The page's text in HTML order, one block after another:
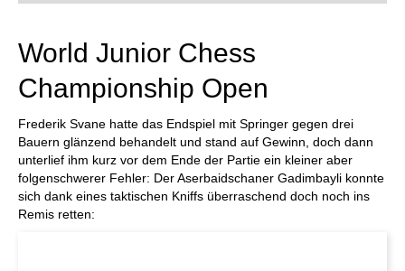
individueller als je zuvor.
World Junior Chess
Championship Open
Frederik Svane hatte das Endspiel mit Springer gegen drei
Bauern glänzend behandelt und stand auf Gewinn, doch dann
unterlief ihm kurz vor dem Ende der Partie ein kleiner aber
folgenschwerer Fehler: Der Aserbaidschaner Gadimbayli konnte
sich dank eines taktischen Kniffs überraschend doch noch ins
Remis retten: